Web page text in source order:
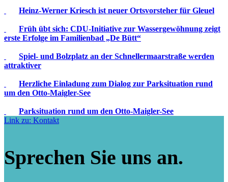
Heinz-Werner Kriesch ist neuer Ortsvorsteher für Gleuel
Früh übt sich: CDU-Initiative zur Wassergewöhnung zeigt
erste Erfolge im Familienbad „De Bütt“
Spiel- und Bolzplatz an der Schnellermaarstraße werden
attraktiver
Herzliche Einladung zum Dialog zur Parksituation rund
um den Otto-Maigler-See
Parksituation rund um den Otto-Maigler-See
Link zu: Kontakt
Sprechen Sie uns an.